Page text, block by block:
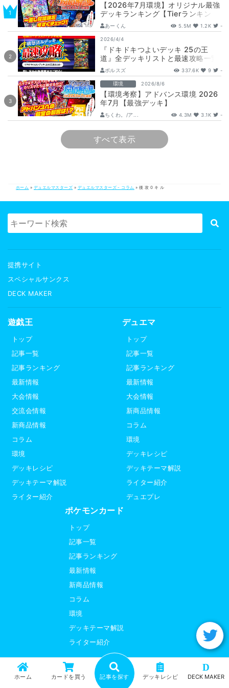
【2026年7月環境】オリジナル最強
デッキランキング【Tierランキン
グ】
あーくん 5.5M 1.2K -
2026/4/4
『ドキドキつよいデッキ 25の王
道』全デッキリストと最速攻略一覧
【DM26-SD1】
ボルスズ 337.6K 9 -
環境 2026/8/6
【環境考察】アドバンス環境 2026
年7月【最強デッキ】
ちくわ。/ア... 4.3M 3.1K -
すべて表示
ホーム カードを買う 記事を探す デッキレシピ
D
DECK MAKER
ホーム » デュエルマスターズ » デュエルマスターズ - コラム »後 攻 0 キ ル
提携サイト
スペシャルサンクス
DECK MAKER
遊戯王
トップ
記事一覧
記事ランキング
最新情報
大会情報
交流会情報
新商品情報
コラム
環境
デッキレシピ
デッキテーマ解説
ライター紹介
デュエマ
トップ
記事一覧
記事ランキング
最新情報
大会情報
新商品情報
コラム
環境
デッキレシピ
デッキテーマ解説
ライター紹介
デュエプレ
ポケモンカード
トップ
記事一覧
記事ランキング
最新情報
新商品情報
コラム
環境
デッキテーマ解説
ライター紹介
運営会社
利用規約
サイトマップ